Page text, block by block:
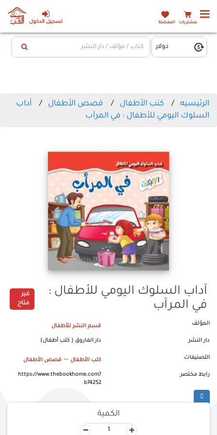
تسجيل الدخول المشتريات المفضلة
الرئيسيه كتب الأطفال قصص الأطفال
آداب
السلوك اليومي للأطفال : في المرآب
آداب السلوك اليومي للأطفال :
في المرآب
غير
متاح
المؤلف قسم النشر للأطفال
دار النشر دار الفاروق ( كتب أطفال)
التصنيفات كتب الأطفال -- قصص الأطفال
رابط مختصر
https://www.thebookhome.com?
b74252
الكمية